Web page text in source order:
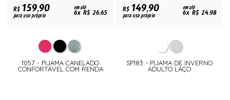
R$159,90
para uso próprio
em até
6x R$ 26,65
1057 - PIJAMA CANELADO
CONFORTÁVEL COM RENDA
R$149,90
para uso próprio
em até
6x R$ 24,98
SP183 - PIJAMA DE INVERNO
ADULTO LAÇO